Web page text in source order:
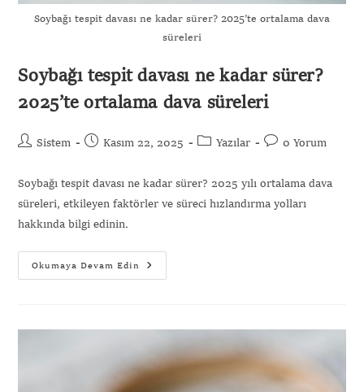
Soybağı tespit davası ne kadar sürer? 2025’te ortalama dava
süreleri
Soybağı tespit davası ne kadar sürer?
2025’te ortalama dava süreleri
Sistem Kasım 22, 2025 Yazılar 0 Yorum
Soybağı tespit davası ne kadar sürer? 2025 yılı ortalama dava
süreleri, etkileyen faktörler ve süreci hızlandırma yolları
hakkında bilgi edinin.
Okumaya Devam Edin